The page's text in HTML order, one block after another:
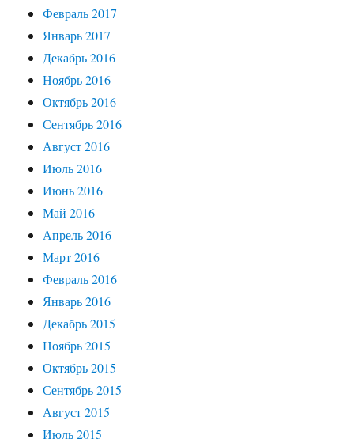
Февраль 2017
Январь 2017
Декабрь 2016
Ноябрь 2016
Октябрь 2016
Сентябрь 2016
Август 2016
Июль 2016
Июнь 2016
Май 2016
Апрель 2016
Март 2016
Февраль 2016
Январь 2016
Декабрь 2015
Ноябрь 2015
Октябрь 2015
Сентябрь 2015
Август 2015
Июль 2015